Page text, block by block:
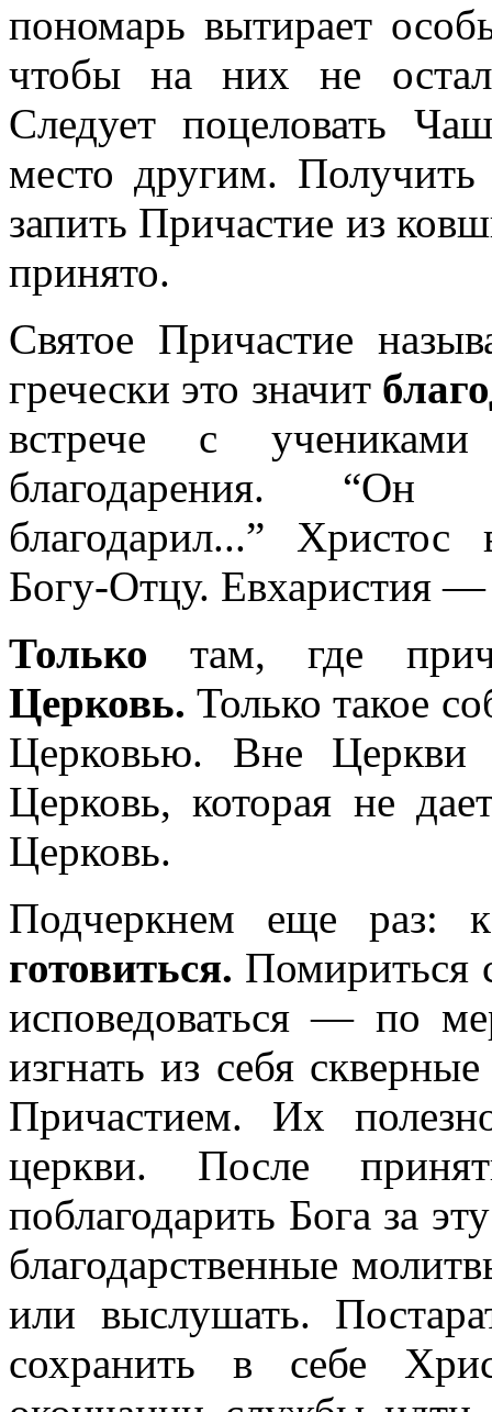
пономарь вытирает
чтобы на них не
Следует поцеловать
место другим.
запить Причастие из
принято.
Святое Причастие
гречески это значит
встрече с
благодарения. “Он
благодарил...” Христос
Богу-Отцу. Евхаристия —
Только там, где
Церковь. Только такое
Церковью. Вне
Церковь, которая не
Церковь.
Подчеркнем еще раз:
готовиться. Помириться
исповедоваться — по
изгнать из себя
Причастием. Их
церкви. После
поблагодарить Бога за
благодарственные
или выслушать.
сохранить в себе